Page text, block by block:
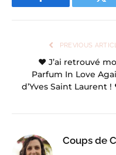
Facebook
PREVIOUS
♥ J’ai retrouvé
Parfum In Love
d’Yves Saint Laurent
Coups de